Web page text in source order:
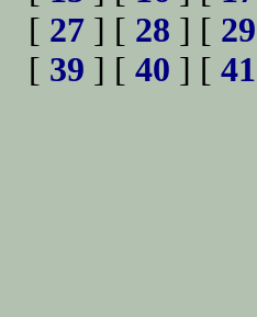
[ 27 ] [ 28 ] [ 29
[ 39 ] [ 40 ] [ 41